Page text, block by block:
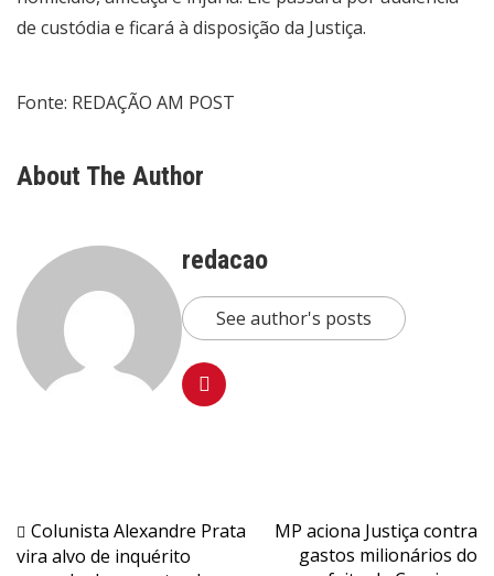
de custódia e ficará à disposição da Justiça.
Fonte: REDAÇÃO AM POST
About The Author
redacao
See author's posts
Navegação
Colunista Alexandre Prata
vira alvo de inquérito
MP aciona Justiça contra
gastos milionários do